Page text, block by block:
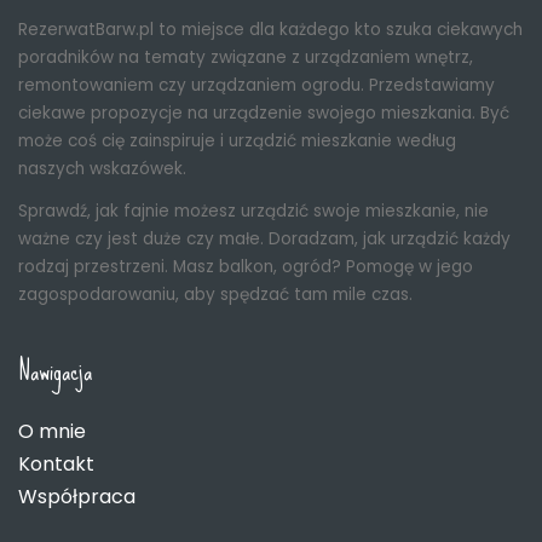
RezerwatBarw.pl to miejsce dla każdego kto szuka ciekawych
poradników na tematy związane z urządzaniem wnętrz,
remontowaniem czy urządzaniem ogrodu. Przedstawiamy
ciekawe propozycje na urządzenie swojego mieszkania. Być
może coś cię zainspiruje i urządzić mieszkanie według
naszych wskazówek.
Sprawdź, jak fajnie możesz urządzić swoje mieszkanie, nie
ważne czy jest duże czy małe. Doradzam, jak urządzić każdy
rodzaj przestrzeni. Masz balkon, ogród? Pomogę w jego
zagospodarowaniu, aby spędzać tam mile czas.
Nawigacja
O mnie
Kontakt
Współpraca